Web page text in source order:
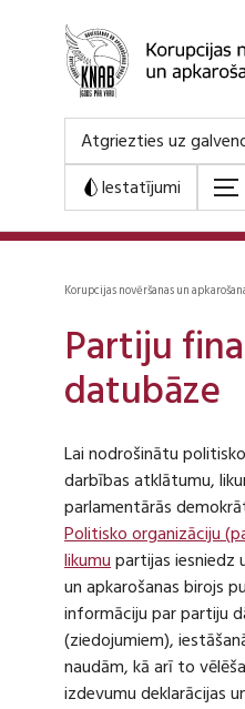
Atgriezties uz
Iestatījumi
Korupcijas novēršanas un
Partiju
datubāze
Lai nodrošinātu
darbības atklātumu,
parlamentārās
Politisko organizāciju
likumupartijas iesniedz
un apkarošanas birojs
informāciju par partiju
(ziedojumiem),
naudām, kā arī to
izdevumu deklarācijas